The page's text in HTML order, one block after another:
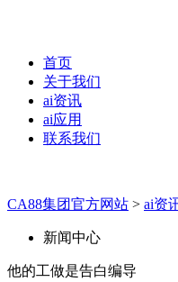
首页
关于我们
ai资讯
ai应用
联系我们
CA88集团官方网站 > ai资
新闻中心
他的工做是告白编导